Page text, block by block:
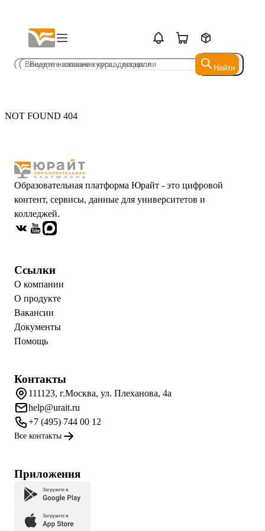
Найти
Найти
NOT FOUND 404
Образовательная платформа Юрайт - это цифровой
контент, сервисы, данные для университетов и
колледжей.
Ссылки
О компании
О продукте
Вакансии
Документы
Помощь
Контакты
111123, г.Москва, ул. Плеханова, 4а
help@urait.ru
+7 (495) 744 00 12
Все контакты
Приложения